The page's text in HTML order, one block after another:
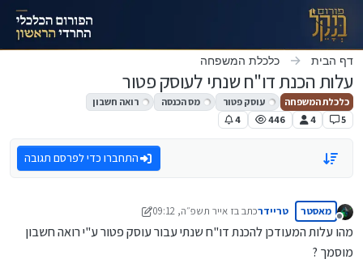
דילוג לתוכן
דף הבית כלכלת המשפחה
עלות הכנת דו"ח שנתי לעוסק פטור
כלכלת המשפחה עוסק פטור מס הכנסה
רואה חשבון
5
4
446
4
התחברו כדי לפרסם תגובה
מנותק
מאסטר טריידרכתב בז אייר תשפ״ה, 09:12
נערך לאחרונה על ידי טריידרז אייר תשפ״ה, 09:22
מהו עלות המעודכן להכנת דו"ח שנתי עבור עוסק פטור ע"י רואה חשבון
מוסמך ?